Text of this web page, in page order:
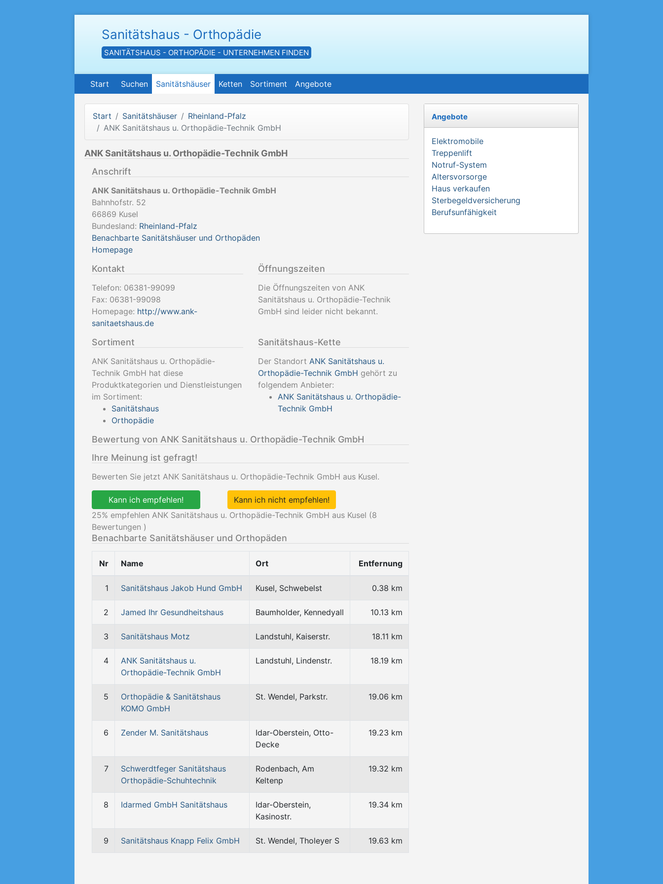
Sanitätshaus - Orthopädie
SANITÄTSHAUS - ORTHOPÄDIE - UNTERNEHMEN FINDEN
Start Suchen Sanitätshäuser Ketten Sortiment Angebote
Start Sanitätshäuser
Rheinland-Pfalz
ANK Sanitätshaus u. Orthopädie-Technik GmbH
ANK Sanitätshaus u. Orthopädie-Technik GmbH
Anschrift
ANK Sanitätshaus u. Orthopädie-Technik GmbH
Bahnhofstr. 52
66869 Kusel
Bundesland: Rheinland-Pfalz
Benachbarte Sanitätshäuser und Orthopäden
Homepage
Kontakt
Telefon: 06381-99099
Fax: 06381-99098
Homepage: http://www.ank-
sanitaetshaus.de
Öffnungszeiten
Die Öffnungszeiten von ANK
Sanitätshaus u. Orthopädie-Technik
GmbH sind leider nicht bekannt.
Sortiment
ANK Sanitätshaus u. Orthopädie-
Technik GmbH hat diese
Produktkategorien und Dienstleistungen
im Sortiment:
Sanitätshaus
Orthopädie
Sanitätshaus-Kette
Der Standort ANK Sanitätshaus u.
Orthopädie-Technik GmbH gehört zu
folgendem Anbieter:
ANK Sanitätshaus u. Orthopädie-
Technik GmbH
Bewertung von ANK Sanitätshaus u. Orthopädie-Technik GmbH
Ihre Meinung ist gefragt!
Bewerten Sie jetzt ANK Sanitätshaus u. Orthopädie-Technik GmbH aus Kusel.
Kann ich empfehlen!
Kann ich nicht empfehlen!
25% empfehlen ANK Sanitätshaus u. Orthopädie-Technik GmbH aus Kusel (8
Bewertungen )
Benachbarte Sanitätshäuser und Orthopäden
Nr Name Ort Entfernung
1 Sanitätshaus Jakob Hund GmbH Kusel, Schwebelst 0.38 km
2 Jamed Ihr Gesundheitshaus Baumholder, Kennedyall 10.13 km
3 Sanitätshaus Motz Landstuhl, Kaiserstr. 18.11 km
4
ANK Sanitätshaus u.
Orthopädie-Technik GmbH
Landstuhl, Lindenstr. 18.19 km
5
Orthopädie & Sanitätshaus
KOMO GmbH
St. Wendel, Parkstr. 19.06 km
6 Zender M. Sanitätshaus
Idar-Oberstein, Otto-
Decke
19.23 km
7
Schwerdtfeger Sanitätshaus
Orthopädie-Schuhtechnik
Rodenbach, Am
Keltenp
19.32 km
8 Idarmed GmbH Sanitätshaus
Idar-Oberstein,
Kasinostr.
19.34 km
9 Sanitätshaus Knapp Felix GmbH St. Wendel, Tholeyer S 19.63 km
Angebote
Elektromobile
Treppenlift
Notruf-System
Altersvorsorge
Haus verkaufen
Sterbegeldversicherung
Berufsunfähigkeit